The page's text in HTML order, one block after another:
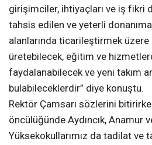
girişimciler, ihtiyaçları ve iş fikri
tahsis edilen ve yeterli
alanlarında ticarileştirmek
üretebilecek, eğitim ve
faydalanabilecek ve yeni takım
bulabileceklerdir” diye konuştu.
Rektör Çamsarı sözlerini
öncülüğünde Aydıncık, Anamur
Yüksekokullarımız da tadilat ve